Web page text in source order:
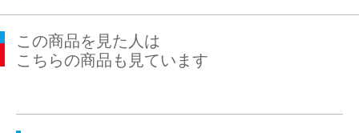
この商品を見た人は
こちらの商品も見ています